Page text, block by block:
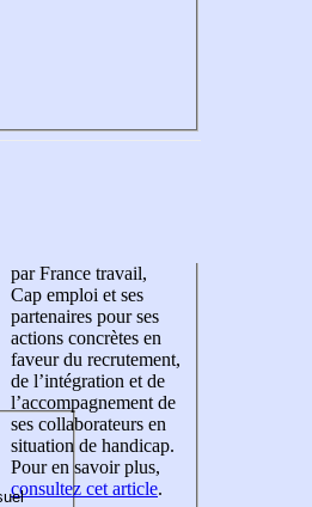
par France travail,
Cap emploi et ses
partenaires pour ses
actions concrètes en
faveur du recrutement,
de l’intégration et de
l’accompagnement de
ses collaborateurs en
situation de handicap.
Pour en savoir plus,
consultez cet article.